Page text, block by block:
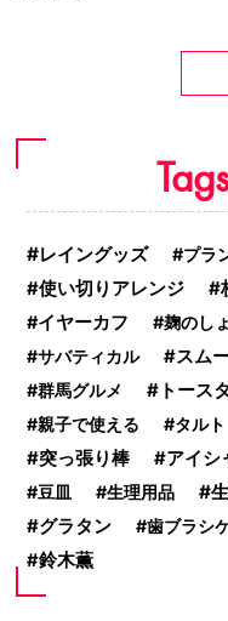
Tags
レイングッズ プラ
使い切りアレンジ
イヤーカフ 麹のし
サバティカル スム
群馬グルメ
トース
親子で使える タルト
突っ張り棒 アイシ
豆皿
生理用品
グラタン 歯ブラシ
鈴木薫